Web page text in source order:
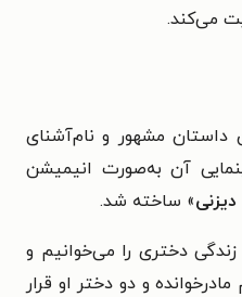
می‌کند.
داستان مشهور و نام‌آشنای
آن به‌صورت انیمیشن
» ساخته شد.
زندگی دختری را می‌خوانیم و
و دو دختر او قرار